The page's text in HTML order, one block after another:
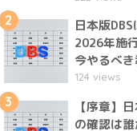
2
日本版
2026年施
今やるべ
124 views
3
【序章】
の確認は